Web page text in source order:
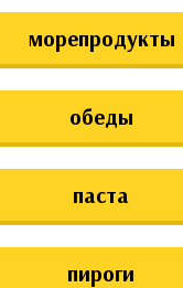
морепродукты
обеды
паста
пироги